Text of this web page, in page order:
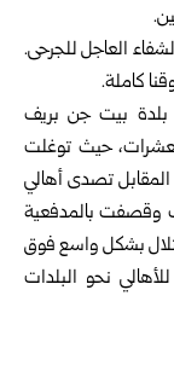
العاجل للجرحى.
كاملة.
بلدة بيت جن بريف
وإصابة العشرات، حيث توغلت
تصدى أهالي
وقصفت بالمدفعية
بشكل واسع فوق
نحو البلدات